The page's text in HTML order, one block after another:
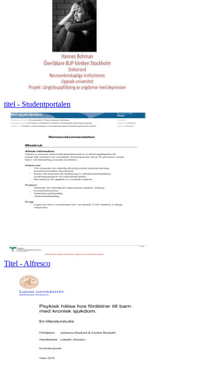
titel - Studentportalen
Titel - Alfresco